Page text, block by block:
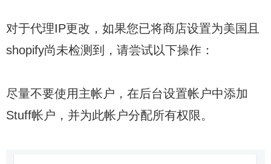
对于代理IP更改，如果您已将商店设置为美国且
shopify尚未检测到，请尝试以下操作：
尽量不要使用主帐户，在后台设置帐户中添加
Stuff帐户，并为此帐户分配所有权限。